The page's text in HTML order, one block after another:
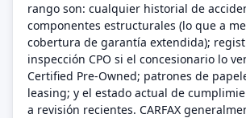
rango son: cualquier historial de
componentes estructurales (lo que a
cobertura de garantía extendida);
inspección CPO si el concesionario lo
Certified Pre-Owned; patrones de
leasing; y el estado actual de
a revisión recientes. CARFAX